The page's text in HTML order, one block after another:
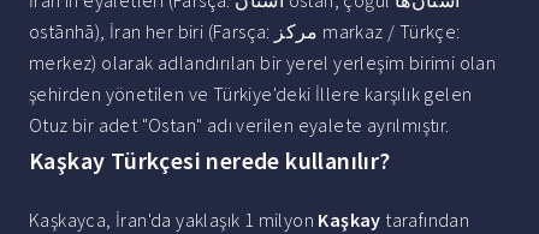
ostānhā), İran her biri (Farsça: مرکز markaz / Türkçe:
merkez) olarak adlandırılan bir yerel yerleşim birimi olan
şehirden yönetilen ve Türkiye'deki İllere karşılık gelen
Otuz bir adet "Ostan" adı verilen eyalete ayrılmıştır.
Kaşkay Türkçesi nerede kullanılır?
Kaşkayca, İran'da yaklaşık 1 milyon Kaşkay tarafından